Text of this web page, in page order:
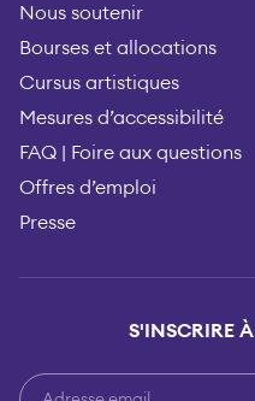
Nous soutenir
Bourses et allocations
Cursus artistiques
Mesures d’accessibilité
FAQ | Foire aux questions
Offres d’emploi
Presse
S'INSCRIRE